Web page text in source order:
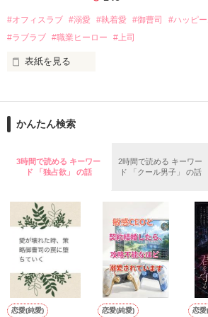
夏木美桜(なつきみお)
鳴海哲平 (なるみてっぺい)
2026.6.5～2026.7.25
＊以前、公開していた話の改稿版です＊
作品を読む
の関係となってしまい――？
#オフィスラブ #溺愛 #執着愛 #御曹司 #ハッピ
#ラブラブ #職業ヒーロー #上司
表紙を見る
ションの企画戦略室で働いている。
めた、同期で恋人の石垣守（26）がいるの
いた。
守と由羅から『便利屋雛子』と馬鹿にさ
た上、同居まで提案してきて──？
鷹哉『宜しくな、俺の雛子』🦅
雛子『俺の……ひぃ、雛子？！！！』🐥
シゴデキで冷徹な上司が見せる素顔は、
て……🐥💓🦅
かんたん検索
3時間で読める キーワー
ド 「独占欲」 の話
2時間で読める キーワー
ド 「クール男子」 の話
恋愛(純愛) 恋愛(純愛) 恋愛